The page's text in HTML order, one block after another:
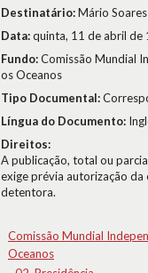
Destinatário:Mário Soares
Data:quinta, 11 de abril de
Fundo:Comissão Mundial
os Oceanos
Tipo Documental:
Língua do Documento:
Direitos:
A publicação, total ou
exige prévia autorização da
detentora.
Comissão Mundial
Oceanos